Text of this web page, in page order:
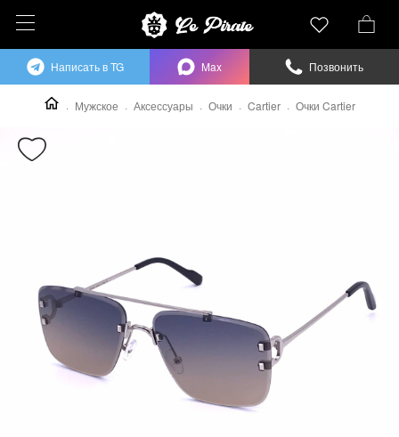
Мужское Аксессуары Очки Cartier Очки Cartier
Написать в TG Max Позвонить